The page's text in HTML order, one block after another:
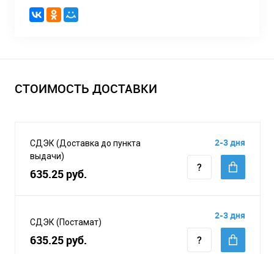
СТОИМОСТЬ ДОСТАВКИ
СДЭК (Доставка до пункта
выдачи)
635.25 руб.
2-3 дня
СДЭК (Постамат)
635.25 руб.
2-3 дня